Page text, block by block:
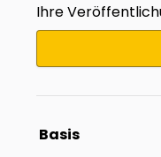
Ihre
Basis